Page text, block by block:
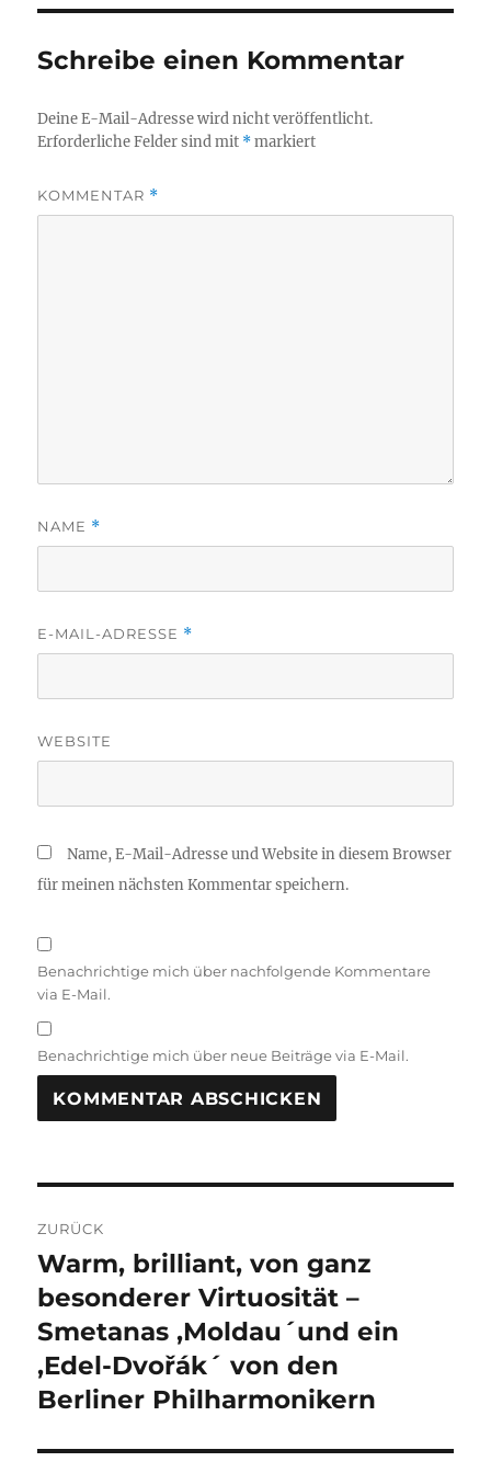
Schreibe einen Kommentar
Deine E-Mail-Adresse wird nicht veröffentlicht.
Erforderliche Felder sind mit *markiert
KOMMENTAR *
NAME *
E-MAIL-ADRESSE *
WEBSITE
Name, E-Mail-Adresse und Website in diesem Browser
für meinen nächsten Kommentar speichern.
Benachrichtige mich über nachfolgende Kommentare
via E-Mail.
Benachrichtige mich über neue Beiträge via E-Mail.
ZURÜCK
Vorheriger
Beitrag:
Warm, brilliant, von ganz
besonderer Virtuosität –
Smetanas ,Moldau´und ein
,Edel-Dvořák´ von den
Berliner Philharmonikern